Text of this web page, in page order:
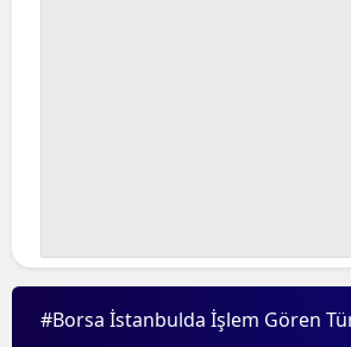
#Borsa İstanbulda İşlem Gören